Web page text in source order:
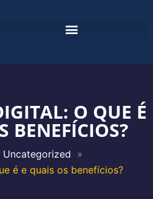
O QUE É
BENEFÍCIOS?
Uncategorized »
é e quais os benefícios?